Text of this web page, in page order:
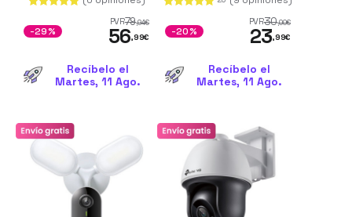
Interior y exterior
Techo/pared
PVR79,94€
56,99€
-29%
Recíbelo el
Martes, 11 Ago.
PVR30,00€
23,99€
-20%
Recíbelo el
Martes, 11 Ago.